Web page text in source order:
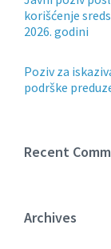
korišćenje
2026. godini
Poziv za
podrške
Recent
Archives